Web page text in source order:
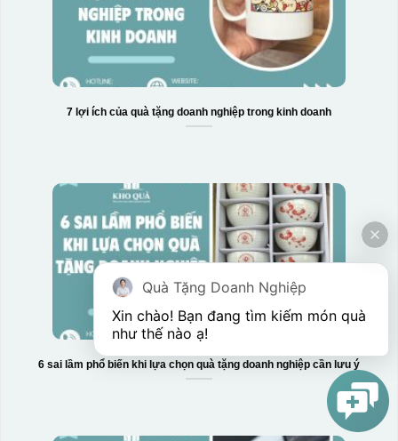
7 lợi ích của quà tặng doanh nghiệp trong kinh doanh
6 sai lầm phổ biến khi lựa chọn quà tặng doanh nghiệp cần lưu ý
Quà Tặng Doanh Nghiệp
Xin chào! Bạn đang tìm kiếm món quà
như thế nào ạ!